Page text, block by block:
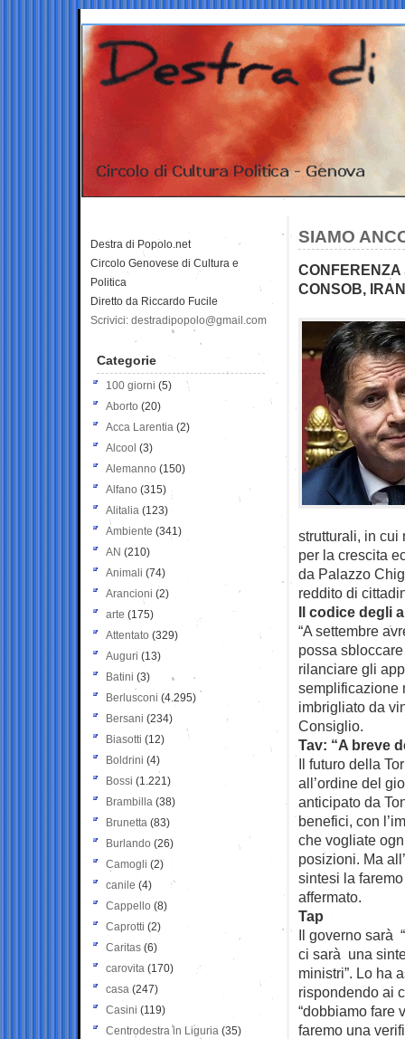
SIAMO
CONFERENZA
CONSOB,
strutturali, in cui
per la crescita
da Palazzo
reddito di
Il codice degli
“A settembre
possa
rilanciare gli
semplificazione
imbrigliato da
Consiglio.
Tav: “A breve
Il futuro della
all’ordine del
anticipato da
benefici, con
che vogliate
posizioni. Ma
sintesi la
affermato.
Tap
Il governo sarà
ci sarà una
ministri”. Lo ha
rispondendo ai
“dobbiamo fare
faremo una
Destra di Popolo.net
Circolo Genovese di Cultura e
Politica
Diretto da Riccardo Fucile
Scrivici: destradipopolo@gmail.com
Categorie
100 giorni (5)
Aborto (20)
Acca Larentia (2)
Alcool (3)
Alemanno (150)
Alfano (315)
Alitalia (123)
Ambiente (341)
AN (210)
Animali (74)
Arancioni (2)
arte (175)
Attentato (329)
Auguri (13)
Batini (3)
Berlusconi (4.295)
Bersani (234)
Biasotti (12)
Boldrini (4)
Bossi (1.221)
Brambilla (38)
Brunetta (83)
Burlando (26)
Camogli (2)
canile (4)
Cappello (8)
Caprotti (2)
Caritas (6)
carovita (170)
casa (247)
Casini (119)
Centrodestra in Liguria (35)